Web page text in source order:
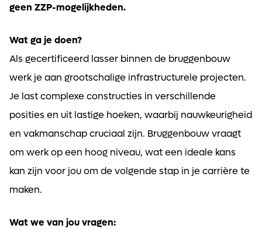
geen ZZP-mogelijkheden.
Wat ga je doen?
Als gecertificeerd lasser binnen de bruggenbouw
werk je aan grootschalige infrastructurele projecten.
Je last complexe constructies in verschillende
posities en uit lastige hoeken, waarbij nauwkeurigheid
en vakmanschap cruciaal zijn. Bruggenbouw vraagt
om werk op een hoog niveau, wat een ideale kans
kan zijn voor jou om de volgende stap in je carrière te
maken.
Wat we van jou vragen: